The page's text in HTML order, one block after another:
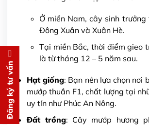
Ở miền Nam, cây sinh
Đông Xuân và Xuân Hè.
Tại miền Bắc, thời điểm gieo
là từ tháng 12 – 5 năm sau.
Hạt giống: Bạn nên lựa chọn nơi
mướp thuần F1, chất lượng tại
uy tín như Phúc An Nông.
Đất trồng: Cây mướp hương
Đăng ký tư vấn Đăng ký tư vấn
Chúng tôi sẽ gọi lại tư vấnMIỄN
PHÍ
cho bạn ngay lập tức